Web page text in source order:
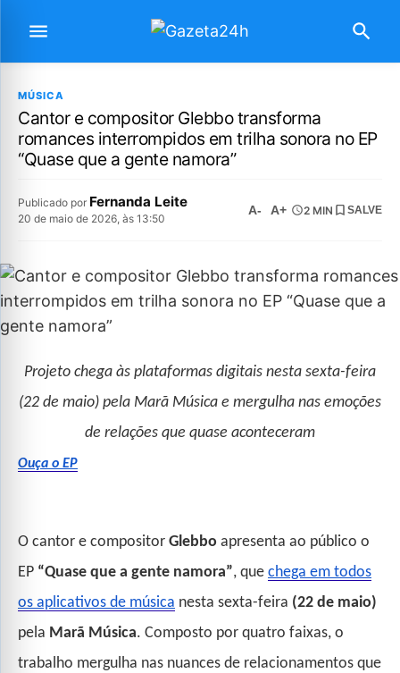
MÚSICA
Cantor e compositor Glebbo transforma
romances interrompidos em trilha sonora no EP
“Quase que a gente namora”
Publicado por Fernanda Leite
20 de maio de 2026, às 13:50
A- A+ 2 MIN SALVE
Projeto chega às plataformas digitais nesta sexta-feira
(22 de maio) pela Marã Música e mergulha nas emoções
de relações que quase aconteceram
Ouça o EP
O cantor e compositor Glebbo apresenta ao público o
EP “Quase que a gente namora”, que chega em todos
os aplicativos de música nesta sexta-feira (22 de maio)
pela Marã Música. Composto por quatro faixas, o
trabalho mergulha nas nuances de relacionamentos que